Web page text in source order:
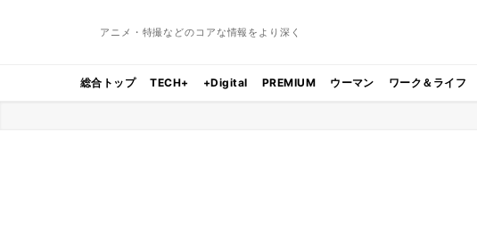
アニメ・特撮などのコアな情報をより深く
総合トップ TECH+ +Digital PREMIUM ウーマン ワーク＆ライフ